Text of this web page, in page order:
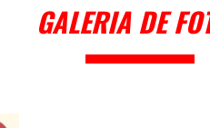
GALERIA DE